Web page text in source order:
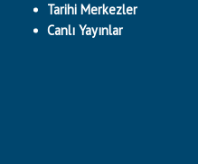
Tarihi Merkezler
Canlı Yayınlar